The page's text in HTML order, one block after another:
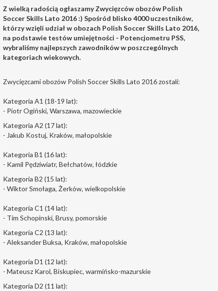
Z wielką radością ogłaszamy Zwycięzców obozów Polish
Soccer Skills Lato 2016 :) Spośród blisko 4000 uczestników,
którzy wzięli udział w obozach Polish Soccer Skills Lato 2016,
na podstawie testów umiejętności - Potencjometru PSS,
wybraliśmy najlepszych zawodników w poszczególnych
kategoriach wiekowych.
Zwycięzcami obozów Polish Soccer Skills Lato 2016 zostali:
Kategoria A1 (18-19 lat):
- Piotr Ogiński, Warszawa, mazowieckie
Kategoria A2 (17 lat):
- Jakub Kostuj, Kraków, małopolskie
Kategoria B1 (16 lat):
- Kamil Pędziwiatr, Bełchatów, łódzkie
Kategoria B2 (15 lat):
- Wiktor Smołaga, Żerków, wielkopolskie
Kategoria C1 (14 lat):
- Tim Schopinski, Brusy, pomorskie
Kategoria C2 (13 lat):
- Aleksander Buksa, Kraków, małopolskie
Kategoria D1 (12 lat):
- Mateusz Karol, Biskupiec, warmińsko-mazurskie
Kategoria D2 (11 lat):